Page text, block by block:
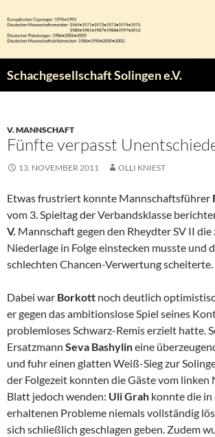
Inhalt
springen
Schachgesellschaft Solingen e.V.
V. MANNSCHAFT
Fünfte verpasst
13. NOVEMBER 2011 OLLI KNIEST
Etwas frustriert konnte Mannschaftsführer
vom 3. Spieltag der Verbandsklasse
V. Mannschaft gegen den Rheydter SV II die
Niederlage in Folge einstecken musste und
schlechten Chancen-Verwertung scheiterte.
Dabei war Borkott noch deutlich
er gegen das ambitionslose Spiel seines
problemloses Schwarz-Remis erzielt hatte.
Ersatzmann Seva Bashylineine
und fuhr einen glatten Weiß-Sieg zur
der Folgezeit konnten die Gäste vom linken
Blatt jedoch wenden: Uli Grah konnte die
erhaltenen Probleme niemals vollständig
sich schließlich geschlagen geben. Zudem